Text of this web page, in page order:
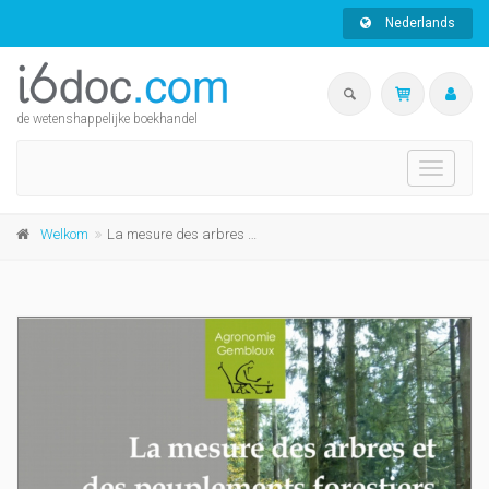
Nederlands
de wetenshappelijke boekhandel
Toggle
Welkom La mesure des arbres et des peuplements forestiers